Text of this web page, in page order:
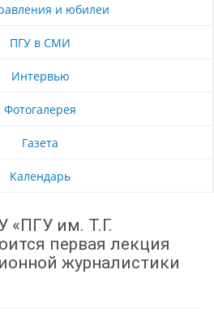
и юбилеи
ПГУ в СМИ
Интервью
Фотогалерея
Газета
Календарь
«ПГУ им. Т.Г.
первая лекция
журналистики